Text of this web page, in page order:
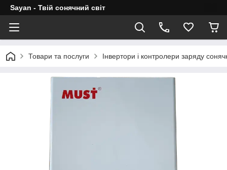
Sayan - Твій сонячний світ
Товари та послуги Інвертори і контролери заряду